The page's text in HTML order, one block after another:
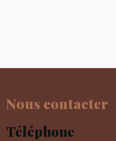
Nous contacter
Téléphone